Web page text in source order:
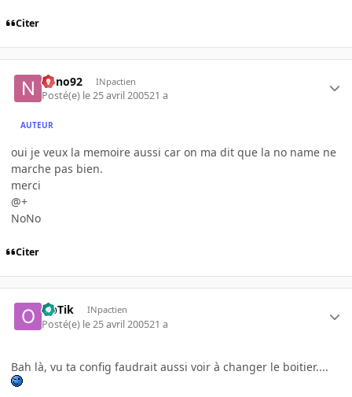
Citer
nono92 INpactien
Posté(e) le 25 avril 200521 a
AUTEUR
oui je veux la memoire aussi car on ma dit que la no name ne
marche pas bien.
merci
@+
NoNo
Citer
OpTik INpactien
Posté(e) le 25 avril 200521 a
Bah là, vu ta config faudrait aussi voir à changer le boitier....